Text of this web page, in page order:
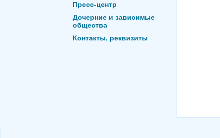
Пресс-центр
Дочерние и зависимые
общества
Контакты, реквизиты